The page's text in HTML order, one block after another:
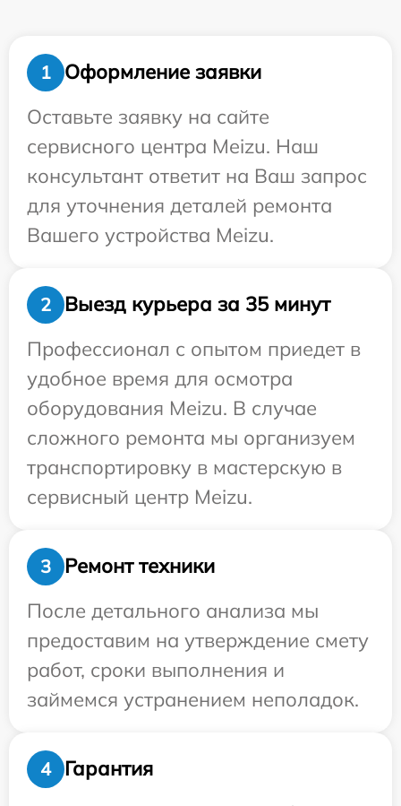
1
Оформление заявки
Оставьте заявку на сайте
сервисного центра Meizu. Наш
консультант ответит на Ваш запрос
для уточнения деталей ремонта
Вашего устройства Meizu.
2
Выезд курьера за 35 минут
Профессионал с опытом приедет в
удобное время для осмотра
оборудования Meizu. В случае
сложного ремонта мы организуем
транспортировку в мастерскую в
сервисный центр Meizu.
3
Ремонт техники
После детального анализа мы
предоставим на утверждение смету
работ, сроки выполнения и
займемся устранением неполадок.
4
Гарантия